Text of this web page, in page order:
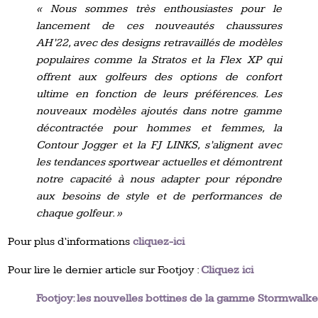
« Nous sommes très enthousiastes pour le
lancement de ces nouveautés chaussures
AH’22, avec des designs retravaillés de modèles
populaires comme la Stratos et la Flex XP qui
offrent aux golfeurs des options de confort
ultime en fonction de leurs préférences. Les
nouveaux modèles ajoutés dans notre gamme
décontractée pour hommes et femmes, la
Contour Jogger et la FJ LINKS, s’alignent avec
les tendances sportwear actuelles et démontrent
notre capacité à nous adapter pour répondre
aux besoins de style et de performances de
chaque golfeur. »
Pour plus d’informationscliquez-ici
Pour lire le dernier article sur Footjoy : Cliquez ici
Footjoy: les nouvelles bottines de la gamme